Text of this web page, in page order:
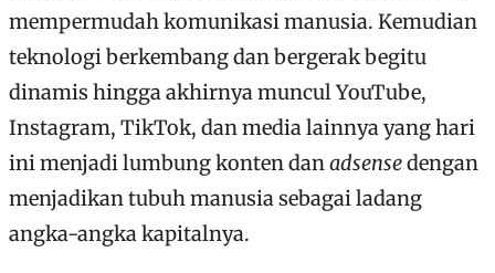
mempermudah komunikasi manusia. Kemudian
teknologi berkembang dan bergerak begitu
dinamis hingga akhirnya muncul YouTube,
Instagram, TikTok, dan media lainnya yang hari
ini menjadi lumbung konten danadsensedengan
menjadikan tubuh manusia sebagai ladang
angka-angka kapitalnya.